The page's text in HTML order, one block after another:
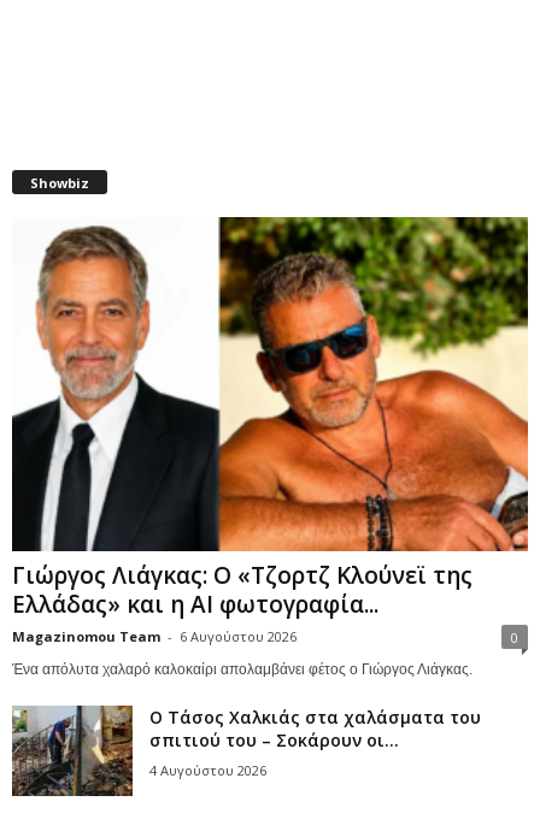
Showbiz
Γιώργος Λιάγκας: Ο «Τζορτζ Κλούνεϊ της
Ελλάδας» και η AI φωτογραφία...
Magazinomou Team - 6 Αυγούστου 2026 0
Ένα απόλυτα χαλαρό καλοκαίρι απολαμβάνει φέτος ο Γιώργος Λιάγκας.
Ο Τάσος Χαλκιάς στα χαλάσματα του
σπιτιού του – Σοκάρουν οι...
4 Αυγούστου 2026